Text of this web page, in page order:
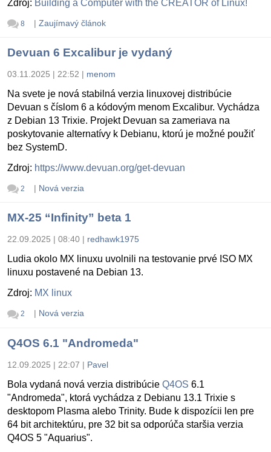
Zdroj: Building a Computer with the CREATOR of Linux!
8 | Zaujímavý článok
Devuan 6 Excalibur je vydaný
03.11.2025 | 22:52 | menom
Na svete je nová stabilná verzia linuxovej distribúcie
Devuan s číslom 6 a kódovým menom Excalibur. Vychádza
z Debian 13 Trixie. Projekt Devuan sa zameriava na
poskytovanie alternatívy k Debianu, ktorú je možné použiť
bez SystemD.
Zdroj: https://www.devuan.org/get-devuan
2 | Nová verzia
MX-25 “Infinity” beta 1
22.09.2025 | 08:40 | redhawk1975
Ludia okolo MX linuxu uvolnili na testovanie prvé ISO MX
linuxu postavené na Debian 13.
Zdroj: MX linux
2 | Nová verzia
Q4OS 6.1 "Andromeda"
12.09.2025 | 22:07 | Pavel
Bola vydaná nová verzia distribúcie Q4OS 6.1
"Andromeda", ktorá vychádza z Debianu 13.1 Trixie s
desktopom Plasma alebo Trinity. Bude k dispozícii len pre
64 bit architektúru, pre 32 bit sa odporúča staršia verzia
Q4OS 5 "Aquarius".